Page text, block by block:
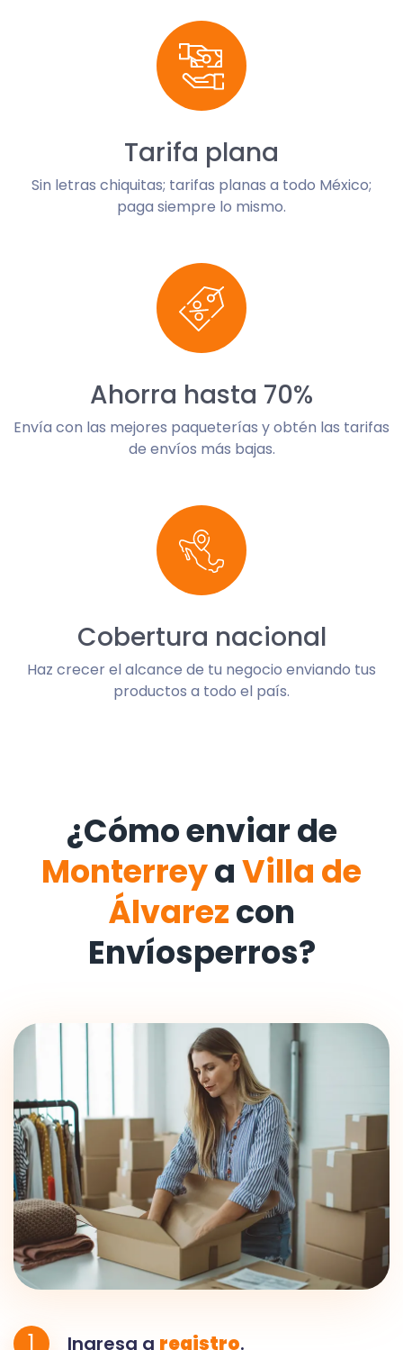
Tarifa plana
Sin letras chiquitas; tarifas planas a todo México;
paga siempre lo mismo.
Ahorra hasta 70%
Envía con las mejores paqueterías y obtén las tarifas
de envíos más bajas.
Cobertura nacional
Haz crecer el alcance de tu negocio enviando tus
productos a todo el país.
¿Cómo enviar de
MonterreyaVilla de
Álvarezcon
Envíosperros?
1 Ingresa a registro.